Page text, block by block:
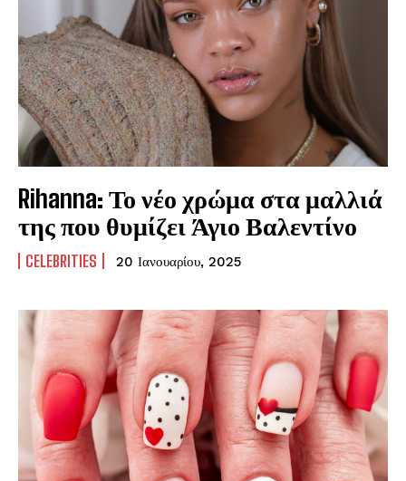
Rihanna: Το νέο χρώμα στα μαλλιά
της που θυμίζει Άγιο Βαλεντίνο
CELEBRITIES 20 Ιανουαρίου, 2025